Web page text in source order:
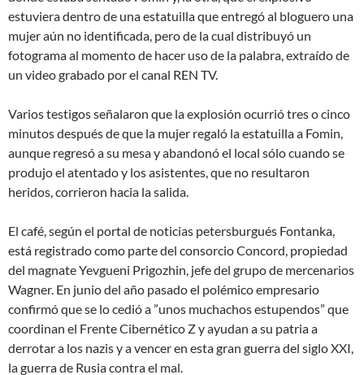
estuviera dentro de una estatuilla que entregó al bloguero una
mujer aún no identificada, pero de la cual distribuyó un
fotograma al momento de hacer uso de la palabra, extraído de
un video grabado por el canal REN TV.
Varios testigos señalaron que la explosión ocurrió tres o cinco
minutos después de que la mujer regaló la estatuilla a Fomin,
aunque regresó a su mesa y abandonó el local sólo cuando se
produjo el atentado y los asistentes, que no resultaron
heridos, corrieron hacia la salida.
El café, según el portal de noticias petersburgués Fontanka,
está registrado como parte del consorcio Concord, propiedad
del magnate Yevgueni Prigozhin, jefe del grupo de mercenarios
Wagner. En junio del año pasado el polémico empresario
confirmó que se lo cedió a ”unos muchachos estupendos” que
coordinan el Frente Cibernético Z yayudan a su patria a
derrotar a los nazis y a vencer en esta gran guerra del siglo XXI,
la guerra de Rusia contra el mal.